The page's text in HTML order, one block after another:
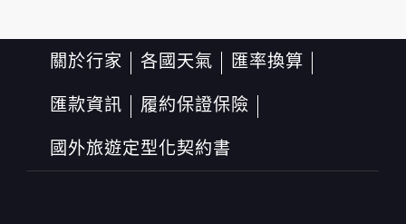
為了在本網站提供您最佳的互動性服務，可能會請您提供
相關個人的資料，其範圍如下：
本網站在您使用服務信箱、問卷調查等互動性功能時，會
保留您所提供的姓名、電子郵件地址、聯絡方式及使用時
間等。
連線設備的 IP 位址、使用時間、使用的瀏覽器、瀏覽及點
關於行家 各國天氣 匯率換算
匯款資訊 履約保證保險
國外旅遊定型化契約書